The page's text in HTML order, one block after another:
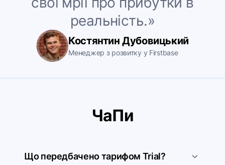
реальність.»
Костянтин Дубовицький
Менеджер з розвитку у Firstbase
ЧаПи
Що передбачено тарифом Trial?